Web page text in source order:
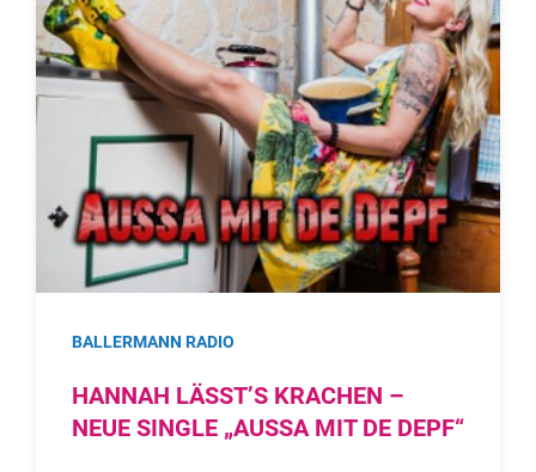
BALLERMANN RADIO
HANNAH LÄSST’S KRACHEN –
NEUE SINGLE „AUSSA MIT DE DEPF“